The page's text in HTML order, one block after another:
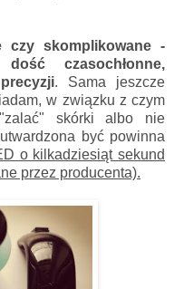
czy skomplikowane -
czasochłonne,
. Sama jeszcze
w związku z czym
skórki albo nie
być powinna
o kilkadziesiąt sekund
przez producenta).